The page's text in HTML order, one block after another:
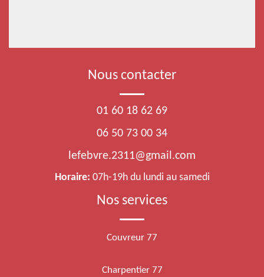
Nous contacter
01 60 18 62 69
06 50 73 00 34
lefebvre.2311@gmail.com
Horaire: 07h-19h du lundi au samedi
Nos services
Couvreur 77
Charpentier 77